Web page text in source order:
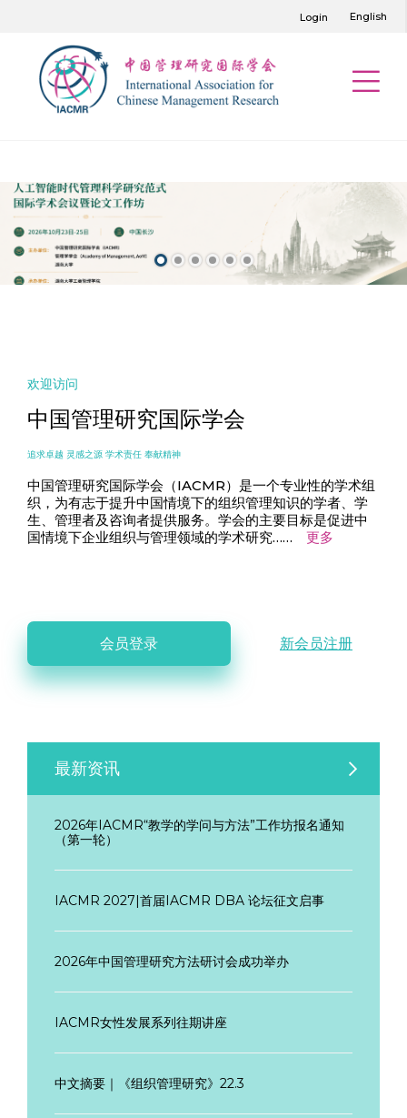
Login English
欢迎访问
中国管理研究国际学会
追求卓越 灵感之源 学术责任 奉献精神
中国管理研究国际学会（IACMR）是一个专业性的学术组
织，为有志于提升中国情境下的组织管理知识的学者、学
生、管理者及咨询者提供服务。学会的主要目标是促进中
国情境下企业组织与管理领域的学术研究……
更多
会员登录 新会员注册
最新资讯
2026年IACMR“教学的学问与方法”工作坊报名通知
（第一轮）
IACMR 2027|首届IACMR DBA 论坛征文启事
2026年中国管理研究方法研讨会成功举办
IACMR女性发展系列往期讲座
中文摘要｜《组织管理研究》22.3